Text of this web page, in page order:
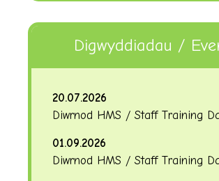
Digwyddiadau /
20.07.2026
Diwrnod HMS / Staff Training
01.09.2026
Diwrnod HMS / Staff Training